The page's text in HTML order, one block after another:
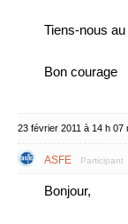
Tiens-nous
Bon courage
23 février 2011 à 14 h 07
ASFE Participant
Bonjour,